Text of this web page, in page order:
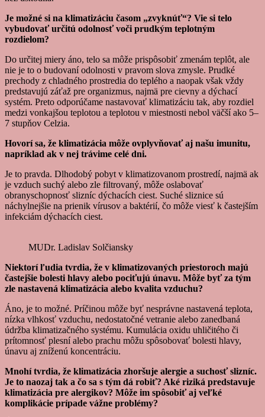
Je možné si na klimatizáciu časom „zvyknúť“? Vie si telo
vybudovať určitú odolnosť voči prudkým teplotným
rozdielom?
Do určitej miery áno, telo sa môže prispôsobiť zmenám teplôt, ale
nie je to o budovaní odolnosti v pravom slova zmysle. Prudké
prechody z chladného prostredia do teplého a naopak však vždy
predstavujú záťaž pre organizmus, najmä pre cievny a dýchací
systém. Preto odporúčame nastavovať klimatizáciu tak, aby rozdiel
medzi vonkajšou teplotou a teplotou v miestnosti nebol väčší ako 5–
7 stupňov Celzia.
Hovorí sa, že klimatizácia môže ovplyvňovať aj našu imunitu,
napríklad ak v nej trávime celé dni.
Je to pravda. Dlhodobý pobyt v klimatizovanom prostredí, najmä ak
je vzduch suchý alebo zle filtrovaný, môže oslabovať
obranyschopnosť slizníc dýchacích ciest. Suché sliznice sú
náchylnejšie na prienik vírusov a baktérií, čo môže viesť k častejším
infekciám dýchacích ciest.
MUDr. Ladislav Solčiansky
Niektorí ľudia tvrdia, že v klimatizovaných priestoroch majú
častejšie bolesti hlavy alebo pociťujú únavu. Môže byť za tým
zle nastavená klimatizácia alebo kvalita vzduchu?
Áno, je to možné. Príčinou môže byť nesprávne nastavená teplota,
nízka vlhkosť vzduchu, nedostatočné vetranie alebo zanedbaná
údržba klimatizačného systému. Kumulácia oxidu uhličitého či
prítomnosť plesní alebo prachu môžu spôsobovať bolesti hlavy,
únavu aj zníženú koncentráciu.
Mnohí tvrdia, že klimatizácia zhoršuje alergie a suchosť slizníc.
Je to naozaj tak a čo sa s tým dá robiť? Aké riziká predstavuje
klimatizácia pre alergikov? Môže im spôsobiť aj veľké
komplikácie prípade vážne problémy?